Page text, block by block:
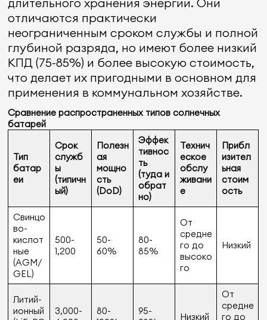
отличаются практически
неограниченным сроком службы и полной
глубиной разряда, но имеют более низкий
КПД (75-85%) и более высокую стоимость,
что делает их пригодными в основном для
применения в коммунальном хозяйстве.
Сравнение распространенных типов солнечных
батарей
Тип
батар
еи
Срок
служб
ы
(типичн
ый)
Полезн
ая
мощно
сть
(DoD)
Эффек
тивнос
ть
(туда и
обрат
но)
Технич
еское
обслу
живани
е
Прибл
изител
ьная
стоим
ость
Свинцо
во-
кислот
ные
(AGM/
GEL)
500-
1,200
50-
60%
80-
85%
От
средне
го до
высоко
го
Низкий
Литий-
ионный
3,000-
80-
95-
Низкий
От
средне
го до